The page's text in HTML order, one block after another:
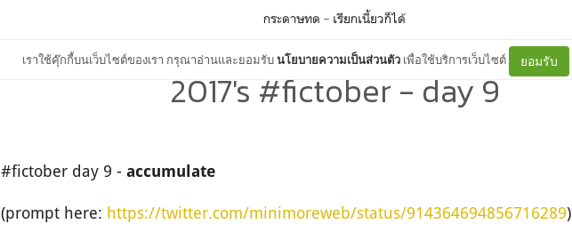
เราใช้คุ๊กกี้บนเว็บไซต์ของเรา กรุณาอ่านและยอมรับนโยบายความเป็นส่วนตัว เพื่อใช้บริการเว็บไซต์ ยอมรับ
กระดาษทด – เรียกเนี้ยวก็ได้
2017's #fictober - day 9
#fictober day 9 - accumulate
(prompt here: https://twitter.com/minimoreweb/status/914364694856716289)